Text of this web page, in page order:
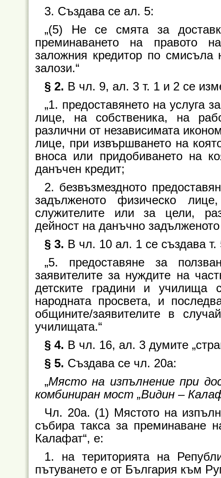
3. Създава се ал. 5:
„(5) Не се смята за
преминаването на правото
заложния кредитор по
залози.“
§ 2. В чл. 9, ал. 3 т. 1 и 2 се
„1. предоставянето на услуга
лице, на собственика, на
различни от независимата
лице, при извършването на
вноса или придобиването на
данъчен кредит;
2. безвъзмездното
задълженото физическо
служителите или за цели,
дейност на данъчно
§ 3. В чл. 10 ал. 1 се създава т.
„5. предоставяне за
заявителите за нуждите на
детските градини и училища
народната просвета, и
общините/заявителите в
училищата.“
§ 4. В чл. 16, ал. 3 думите
§ 5. Създава се чл. 20а:
„Място на изпълнение при
комбиниран мост „Видин –
Чл. 20а. (1) Мястото на
събира такса за преминаване
Калафат“, е:
1. на територията на
пътуването е от България към